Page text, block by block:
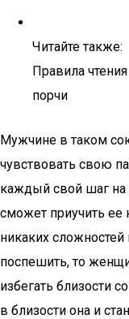
Читайте также:
Правила
порчи
Мужчине в таком
чувствовать свою
каждый свой шаг на
сможет приучить ее
никаких сложностей
поспешить, то
избегать близости
в близости она и